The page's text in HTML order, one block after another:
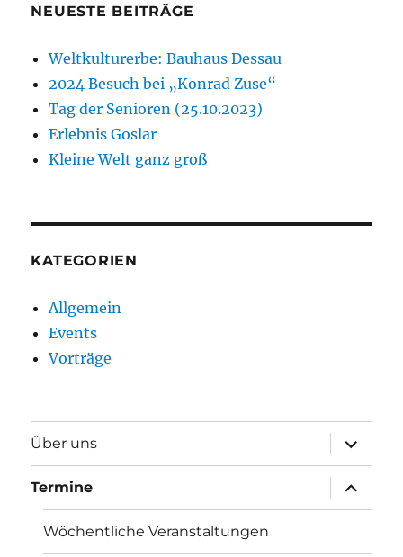
NEUESTE BEITRÄGE
Weltkulturerbe: Bauhaus Dessau
2024 Besuch bei „Konrad Zuse“
Tag der Senioren (25.10.2023)
Erlebnis Goslar
Kleine Welt ganz groß
KATEGORIEN
Allgemein
Events
Vorträge
Über uns
öffnen
Termine
öffnen
Wöchentliche Veranstaltungen